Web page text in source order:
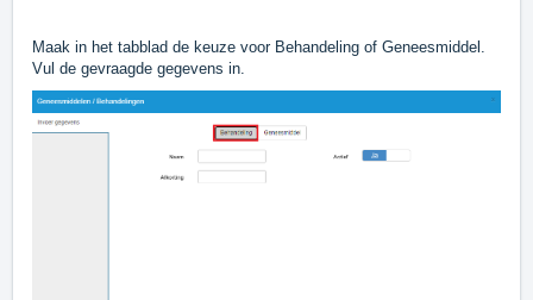
Maak in het tabblad de keuze voor Behandeling of Geneesmiddel.
Vul de gevraagde gegevens in.